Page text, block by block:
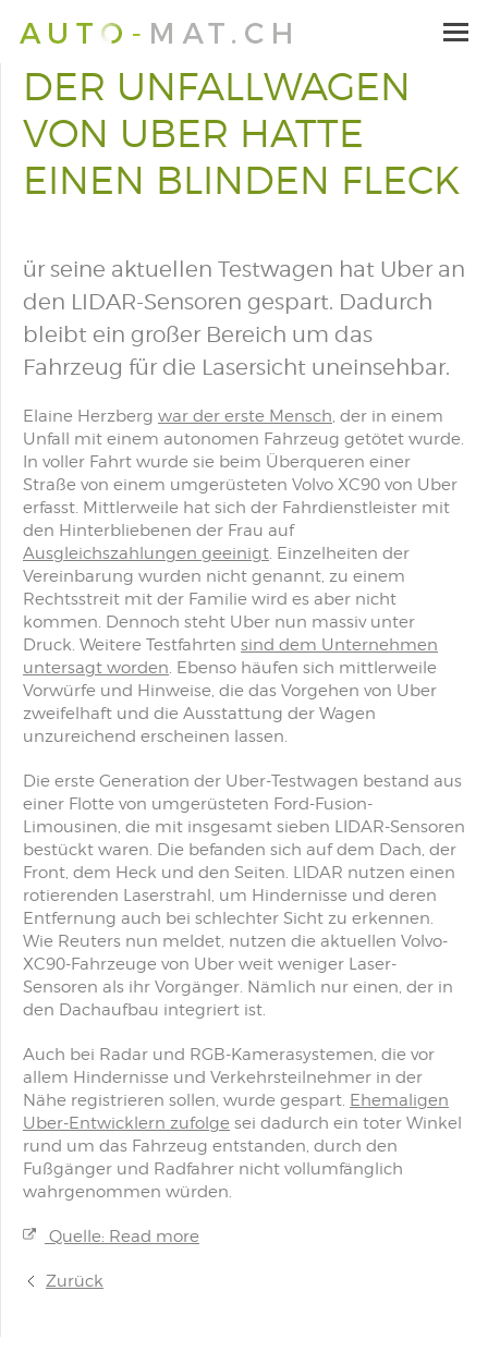
DER UNFALLWAGEN
VON UBER HATTE
EINEN BLINDEN FLECK
ür seine aktuellen Testwagen hat Uber an
den LIDAR-Sensoren gespart. Dadurch
bleibt ein großer Bereich um das
Fahrzeug für die Lasersicht uneinsehbar.
Elaine Herzberg war der erste Mensch, der in einem
Unfall mit einem autonomen Fahrzeug getötet wurde.
In voller Fahrt wurde sie beim Überqueren einer
Straße von einem umgerüsteten Volvo XC90 von Uber
erfasst. Mittlerweile hat sich der Fahrdienstleister mit
den Hinterbliebenen der Frau auf
Ausgleichszahlungen geeinigt. Einzelheiten der
Vereinbarung wurden nicht genannt, zu einem
Rechtsstreit mit der Familie wird es aber nicht
kommen. Dennoch steht Uber nun massiv unter
Druck. Weitere Testfahrten sind dem Unternehmen
untersagt worden. Ebenso häufen sich mittlerweile
Vorwürfe und Hinweise, die das Vorgehen von Uber
zweifelhaft und die Ausstattung der Wagen
unzureichend erscheinen lassen.
Die erste Generation der Uber-Testwagen bestand aus
einer Flotte von umgerüsteten Ford-Fusion-
Limousinen, die mit insgesamt sieben LIDAR-Sensoren
bestückt waren. Die befanden sich auf dem Dach, der
Front, dem Heck und den Seiten. LIDAR nutzen einen
rotierenden Laserstrahl, um Hindernisse und deren
Entfernung auch bei schlechter Sicht zu erkennen.
Wie Reuters nun meldet, nutzen die aktuellen Volvo-
XC90-Fahrzeuge von Uber weit weniger Laser-
Sensoren als ihr Vorgänger. Nämlich nur einen, der in
den Dachaufbau integriert ist.
Auch bei Radar und RGB-Kamerasystemen, die vor
allem Hindernisse und Verkehrsteilnehmer in der
Nähe registrieren sollen, wurde gespart. Ehemaligen
Uber-Entwicklern zufolge sei dadurch ein toter Winkel
rund um das Fahrzeug entstanden, durch den
Fußgänger und Radfahrer nicht vollumfänglich
wahrgenommen würden.
Quelle: Read more
Zurück